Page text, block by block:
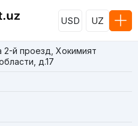
USD UZ
й проезд, Хокимият
д.17